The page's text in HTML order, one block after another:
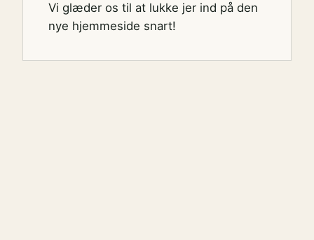
Vi glæder os til at lukke jer ind på den
nye hjemmeside snart!